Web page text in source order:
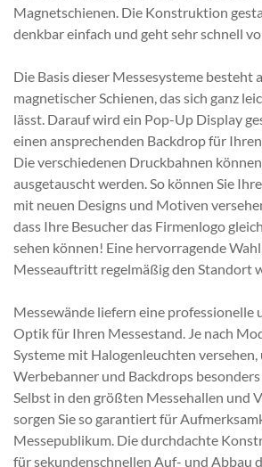
Magnetschienen. Die Konstruktion
denkbar einfach und geht sehr schnell
Die Basis dieser Messesysteme besteht
magnetischer Schienen, das sich ganz
lässt. Darauf wird ein Pop-Up Display
einen ansprechenden Backdrop für
Die verschiedenen Druckbahnen
ausgetauscht werden. So können Sie
mit neuen Designs und Motiven
dass Ihre Besucher das Firmenlogo
sehen können! Eine hervorragende
Messeauftritt regelmäßig den Standort
Messewände liefern eine professionelle
Optik für Ihren Messestand. Je nach
Systeme mit Halogenleuchten versehen,
Werbebanner und Backdrops besonders
Selbst in den größten Messehallen und
sorgen Sie so garantiert für
Messepublikum. Die durchdachte
für sekundenschnellen Auf- und Abbau